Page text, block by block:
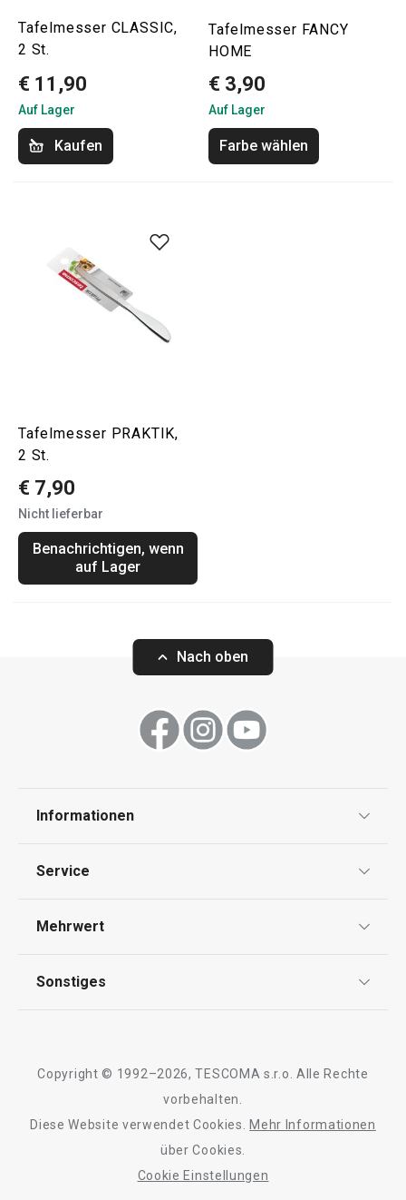
Tafelmesser CLASSIC,
2 St.
€ 11,90
Auf Lager
Kaufen
Tafelmesser FANCY
HOME
€ 3,90
Auf Lager
Farbe wählen
Tafelmesser PRAKTIK,
2 St.
€ 7,90
Nicht lieferbar
Benachrichtigen, wenn
auf Lager
Nach oben
Informationen
Impressum
Service
Rückgabe von Waren/Reklamation
Mehrwert
Sonstiges
Barrierefreiheit
Copyright © 1992–2026, TESCOMA s.r.o. Alle Rechte
vorbehalten.
Diese Website verwendet Cookies.
Mehr Informationen
über Cookies.
Cookie Einstellungen